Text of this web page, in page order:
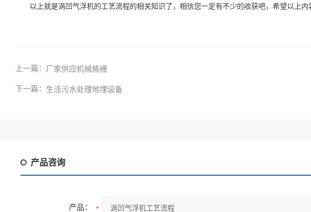
以上就是涡凹气浮机的工艺流程的相关知识了，相信您一定有不少的收获吧，希望以上内
上一篇： 厂家供应机械格栅
下一篇： 生活污水处理地埋设备
产品咨询
产品：